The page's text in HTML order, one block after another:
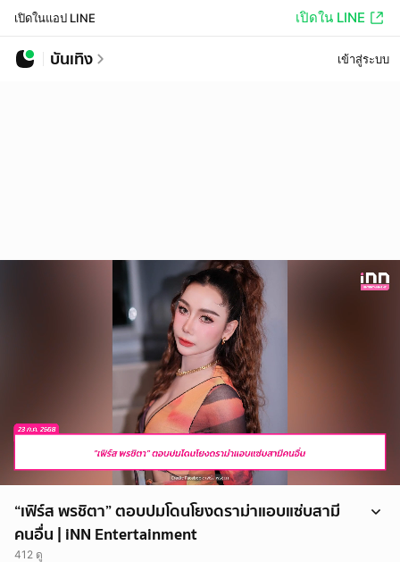
เปิดในแอป LINE เปิดใน LINE
บันเทิง เข้าสู่ระบบ
“เฟิร์ส พรชิตา” ตอบปมโดนโยงดราม่าแอบแซ่บสามี
คนอื่น | iNN Entertainment
412 ดู